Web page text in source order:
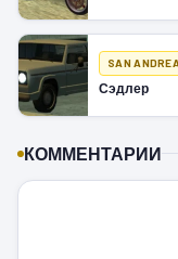
SAN
Сэдлер
КОММЕНТАРИИ